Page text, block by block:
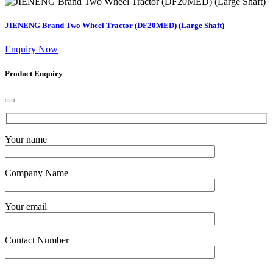
JIENENG Brand Two Wheel Tractor (DF20MED) (Large Shaft)
Enquiry Now
Product Enquiry
Your name
Company Name
Your email
Contact Number